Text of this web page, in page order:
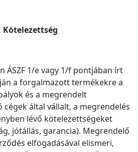
Kötelezettség
ÁSZF 1/e vagy 1/f pontjában írt
a forgalmazott termékekre a
és a megrendelt
által vállalt, a megrendelés
lévő kötelezettségeket
jótállás, garancia). Megrendelő
elfogadásával elismeri,